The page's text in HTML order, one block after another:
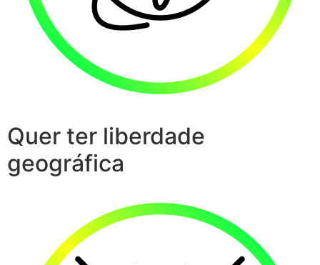
Quer ter liberdade
geográfica